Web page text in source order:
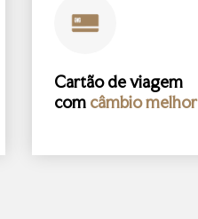
Cartão de viagem
com câmbio melhor